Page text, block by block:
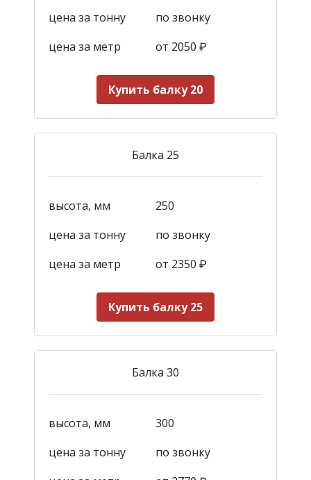
цена за тонну
по звонку
цена за метр
от 2050 ₽
Купить балку 20
Балка 25
высота, мм
250
цена за тонну
по звонку
цена за метр
от 2350 ₽
Купить балку 25
Балка 30
высота, мм
300
цена за тонну
по звонку